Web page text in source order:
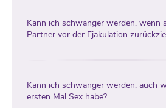
Kann ich schwanger werden, wenn
Partner vor der Ejakulation
Kann ich schwanger werden, auch
ersten Mal Sex habe?